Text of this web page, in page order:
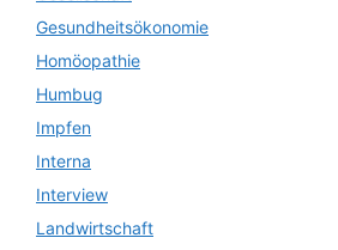
Gesundheitsökonomie
Homöopathie
Humbug
Impfen
Interna
Interview
Landwirtschaft